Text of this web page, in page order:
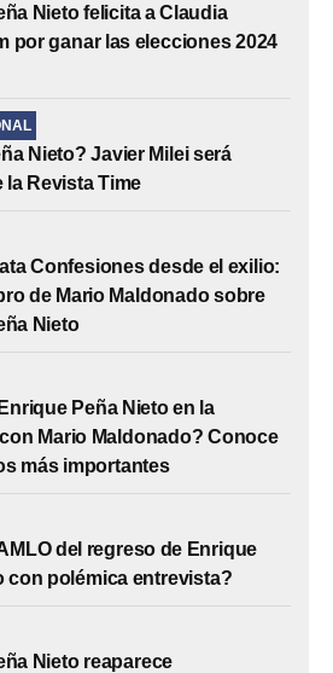
Nieto felicita a Claudia
por ganar las elecciones 2024
Nieto? Javier Milei será
la Revista Time
Confesiones desde el exilio:
de Mario Maldonado sobre
Nieto
Peña Nieto en la
Mario Maldonado? Conoce
más importantes
del regreso de Enrique
con polémica entrevista?
Nieto reaparece